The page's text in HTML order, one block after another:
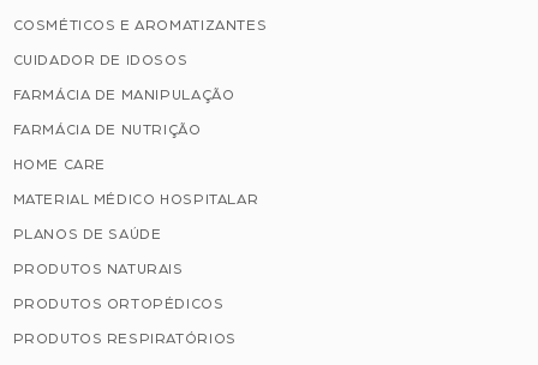
COSMÉTICOS E AROMATIZANTES
CUIDADOR DE IDOSOS
FARMÁCIA DE MANIPULAÇÃO
FARMÁCIA DE NUTRIÇÃO
HOME CARE
MATERIAL MÉDICO HOSPITALAR
PLANOS DE SAÚDE
PRODUTOS NATURAIS
PRODUTOS ORTOPÉDICOS
PRODUTOS RESPIRATÓRIOS